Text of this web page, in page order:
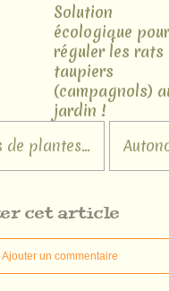
Solution
écologique pour
réguler les rats
taupiers
(campagnols)
jardin !
plantes...
cet article
Ajouter un commentaire